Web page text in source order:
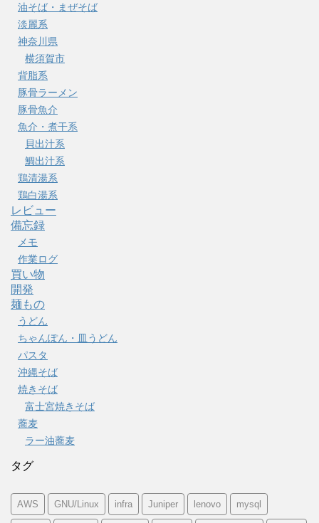
油そば・まぜそば
淡麗系
神奈川県
横須賀市
背脂系
豚骨ラーメン
豚骨魚介
魚介・煮干系
貝出汁系
鯛出汁系
鶏清湯系
鶏白湯系
レビュー
備忘録
メモ
作業ログ
買い物
開発
麺もの
うどん
ちゃんぽん・皿うどん
パスタ
沖縄そば
焼きそば
富士宮焼きそば
蕎麦
ラー油蕎麦
タグ
AWS GNU/Linux infra Juniper lenovo mysql